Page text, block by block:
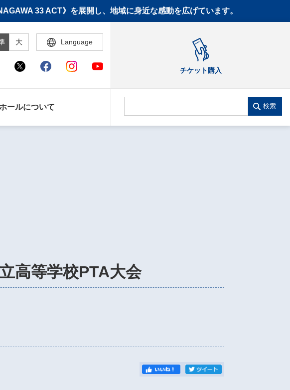
33 ACT》を展開し、地域に身近な感動を広げています。
大 Language
チケット購入
ールについて 検索
高等学校PTA大会